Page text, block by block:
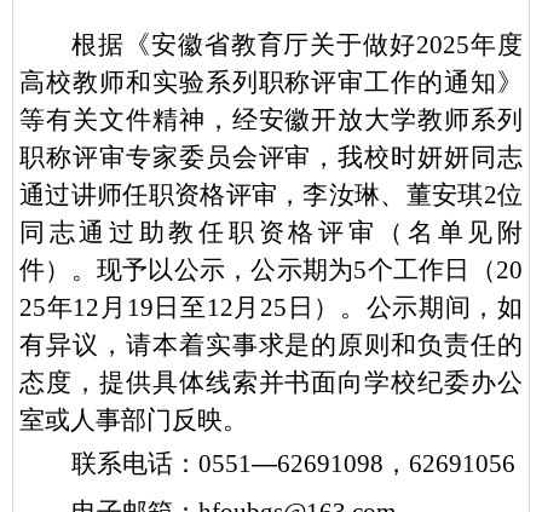
根据《安徽省教育厅关于做好2025年度
高校教师和实验系列职称评审工作的通知》
等有关文件精神，经安徽开放大学教师系列
职称评审专家委员会评审，我校时妍妍同志
通过讲师任职资格评审，李汝琳、董安琪2位
同志通过助教任职资格评审（名单见附
件）。现予以公示，公示期为5个工作日（20
25年12月19日至12月25日）。公示期间，如
有异议，请本着实事求是的原则和负责任的
态度，提供具体线索并书面向学校纪委办公
室或人事部门反映。
联系电话： 0551—62691098，62691056